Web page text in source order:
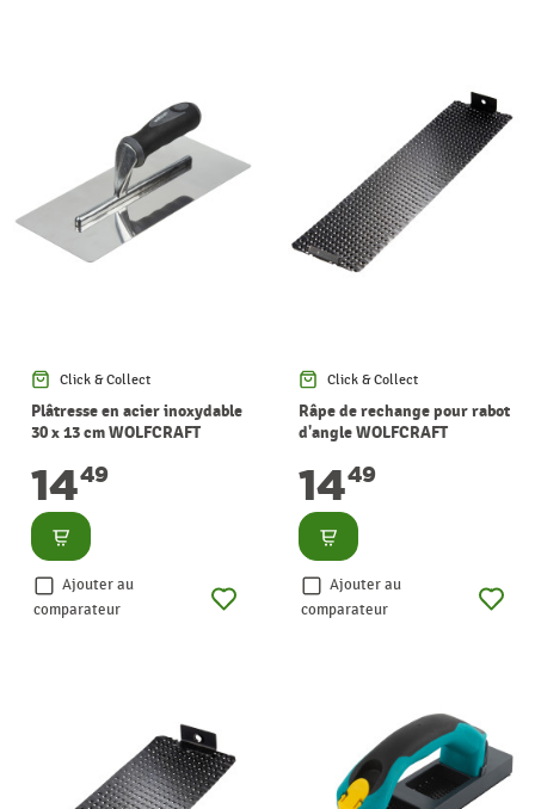
Click & Collect
Plâtresse en acier inoxydable
30 x 13 cm WOLFCRAFT
1449
Consulter
Ajouter au
comparateur
Click & Collect
Râpe de rechange pour rabot
d'angle WOLFCRAFT
1449
Consulter
Ajouter au
comparateur